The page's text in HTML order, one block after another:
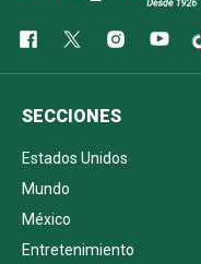
SECCIONES
Estados Unidos
Mundo
México
Entretenimiento